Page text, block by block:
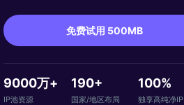
免费试用 500MB
9000万+
IP池资源
190+
国家/地区布局
100%
独享高纯净IP